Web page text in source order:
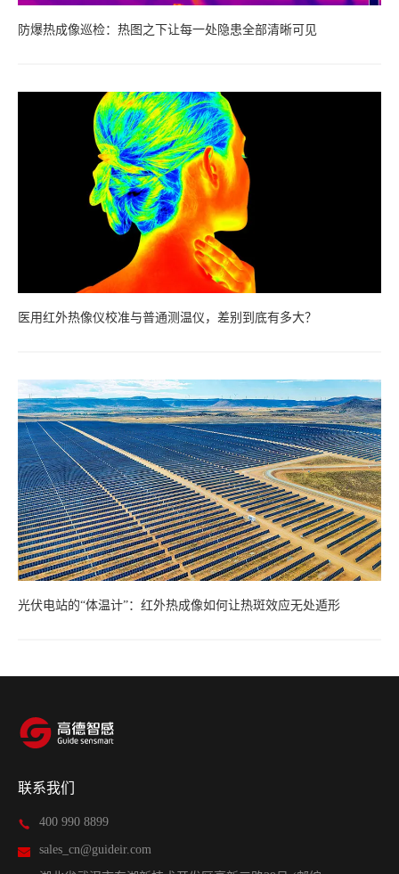
防爆热成像巡检：热图之下让每一处隐患全部清晰可见
医用红外热像仪校准与普通测温仪，差别到底有多大？
光伏电站的“体温计”：红外热成像如何让热斑效应无处遁形
联系我们
400 990 8899
sales_cn@guideir.com